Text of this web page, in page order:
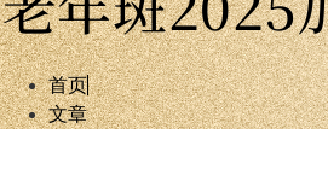
首页
文章